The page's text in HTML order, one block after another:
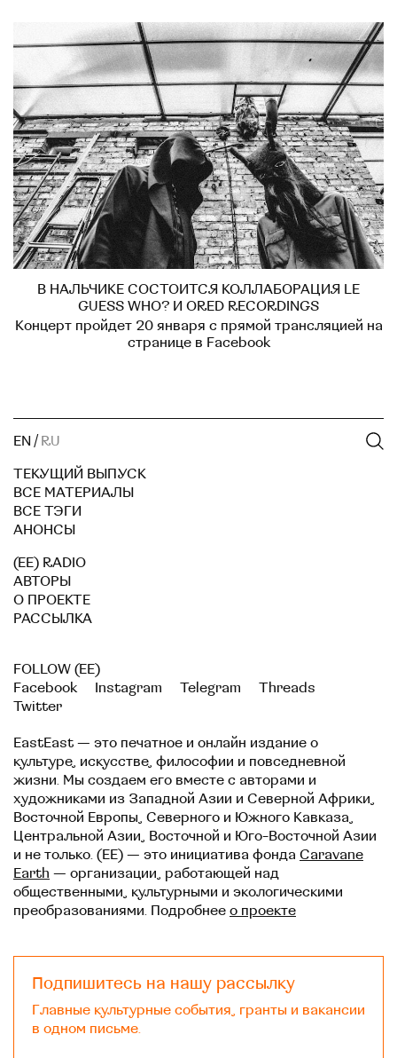
В НАЛЬЧИКЕ СОСТОИТСЯ КОЛЛАБОРАЦИЯ LE
GUESS WHO? И ORED RECORDINGS
Концерт пройдет 20 января с прямой трансляцией на
странице в Facebook
EN / RU
ТЕКУЩИЙ ВЫПУСК
ВСЕ МАТЕРИАЛЫ
ВСЕ ТЭГИ
АНОНСЫ
(EE) RADIO
АВТОРЫ
О ПРОЕКТЕ
РАССЫЛКА
FOLLOW (EE)
Facebook
Instagram Telegram
Threads
Twitter
EastEast — это печатное и онлайн издание о
культуре, искусстве, философии и повседневной
жизни. Мы создаем его вместе с авторами и
художниками из Западной Азии и Северной Африки,
Восточной Европы, Северного и Южного Кавказа,
Центральной Азии, Восточной и Юго-Восточной Азии
и не только. (EE) — это инициатива фонда Caravane
Earth — организации, работающей над
общественными, культурными и экологическими
преобразованиями. Подробнее о проекте
Подпишитесь на нашу рассылку
Главные культурные события, гранты и вакансии
в одном письме.